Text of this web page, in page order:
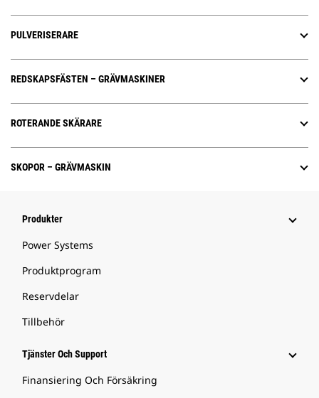
PULVERISERARE
REDSKAPSFÄSTEN – GRÄVMASKINER
ROTERANDE SKÄRARE
SKOPOR – GRÄVMASKIN
Produkter
Power Systems
Produktprogram
Reservdelar
Tillbehör
Tjänster Och Support
Finansiering Och Försäkring